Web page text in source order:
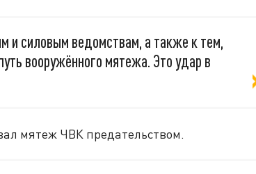
и силовым ведомствам, а также к тем,
вооружённого мятежа. Это удар в
мятеж ЧВК предательством.